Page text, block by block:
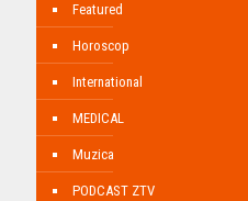
Featured
Horoscop
International
MEDICAL
Muzica
PODCAST ZTV